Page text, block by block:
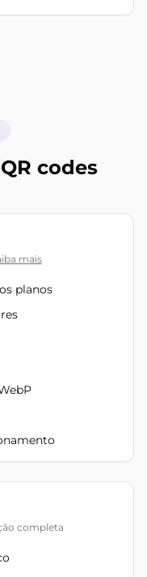
codes
mais
planos
completa